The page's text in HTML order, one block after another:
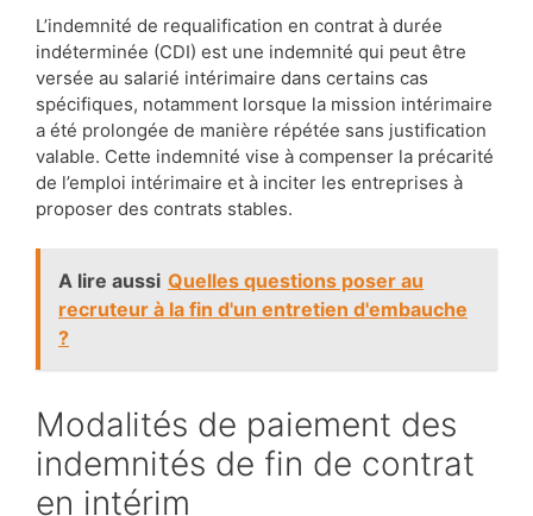
L’indemnité de requalification en contrat à durée
indéterminée (CDI) est une indemnité qui peut être
versée au salarié intérimaire dans certains cas
spécifiques, notamment lorsque la mission intérimaire
a été prolongée de manière répétée sans justification
valable. Cette indemnité vise à compenser la précarité
de l’emploi intérimaire et à inciter les entreprises à
proposer des contrats stables.
A lire aussi Quelles questions poser au
recruteur à la fin d'un entretien d'embauche
?
Modalités de paiement des
indemnités de fin de contrat
en intérim